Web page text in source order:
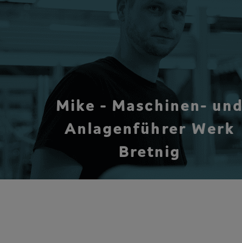
Mike - Maschinen- und
Anlagenführer Werk
Bretnig